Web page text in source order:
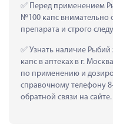
Перед применением
№100 капс внимательно
препарата и строго
Узнать наличие
капс в аптеках в г.
по применению и
справочному телефону
обратной связи на сайте.